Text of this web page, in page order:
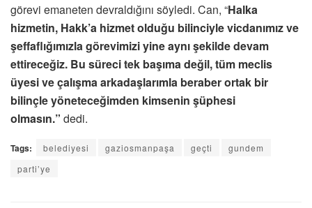
görevi emaneten devraldığını söyledi. Can, “Halka
hizmetin, Hakk’a hizmet olduğu bilinciyle vicdanımız ve
şeffaflığımızla görevimizi yine aynı şekilde devam
ettireceğiz. Bu süreci tek başıma değil, tüm meclis
üyesi ve çalışma arkadaşlarımla beraber ortak bir
bilinçle yöneteceğimden kimsenin şüphesi
olmasın.” dedi.
Tags: belediyesi gaziosmanpaşa geçti
gundem
parti’ye